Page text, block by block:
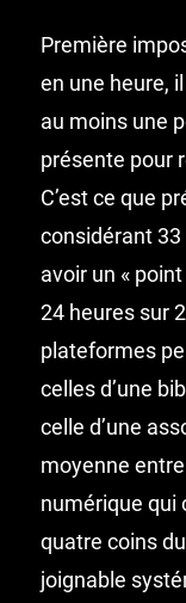
Première
en une heure,
au moins une
présente pour
C’est ce que
considérant
avoir un «
24 heures sur
plateformes
celles d’une
celle d’une
moyenne
numérique qui
quatre coins
joignable